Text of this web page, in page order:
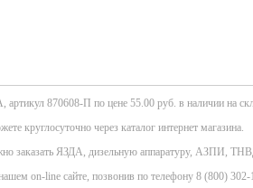
870608-П по цене 55.00 руб. в наличии на
круглосуточно через каталог интернет магазина.
заказать ЯЗДА, дизельную аппаратуру, АЗПИ,
on-line сайте, позвонив по телефону 8 (800) 302-